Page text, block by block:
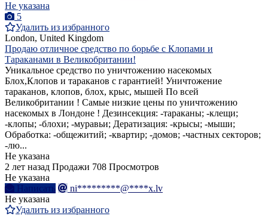
Не указана
5
Удалить из избранного
London, United Kingdom
Продаю отличное средство по борьбе с Клопами и
Тараканами в Великобритании!
Уникальное средство по уничтожению насекомых
Блох,Клопов и тараканов с гарантией! Уничтожение
тараканов, клопов, блох, крыс, мышей По всей
Великобритании ! Самые низкие цены по уничтожению
насекомых в Лондоне ! Дезинсекция: -тараканы; -клещи;
-клопы; -блохи; -муравьи; Дератизация: -крысы; -мыши;
Обработка: -общежитий; -квартир; -домов; -частных секторов;
-лю...
Не указана
2 лет назад Продажи 708 Просмотров
Не указана
Написать
ni*********@****x.lv
Не указана
Удалить из избранного